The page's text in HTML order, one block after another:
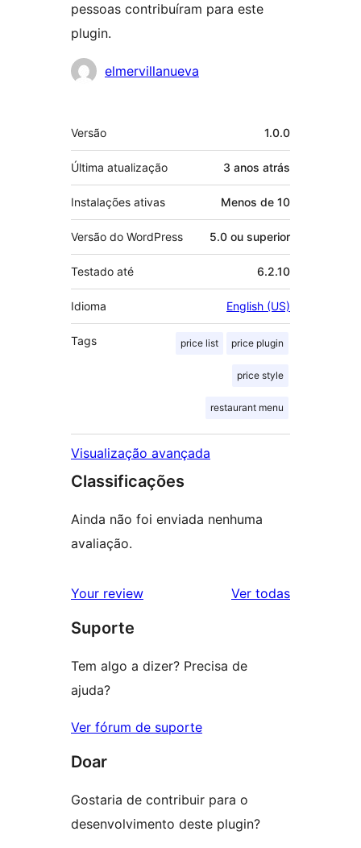
pessoas contribuíram para este
plugin.
Colaboradores
elmervillanueva
Meta
Versão 1.0.0
Última atualização 3 anos atrás
Instalações ativas Menos de 10
Versão do WordPress 5.0 ou superior
Testado até 6.2.10
Idioma English (US)
Tags price list price plugin
price style
restaurant menu
Visualização avançada
Classificações
Ainda não foi enviada nenhuma
avaliação.
Your review Ver todasavaliações
Suporte
Tem algo a dizer? Precisa de
ajuda?
Ver fórum de suporte
Doar
Gostaria de contribuir para o
desenvolvimento deste plugin?